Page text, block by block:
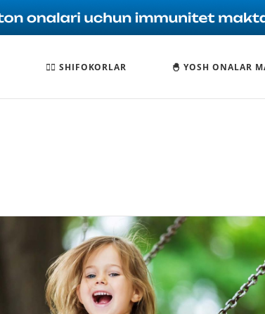
🧑‍⚕️ SHIFOKORLAR 🐣 YOSH ONALAR